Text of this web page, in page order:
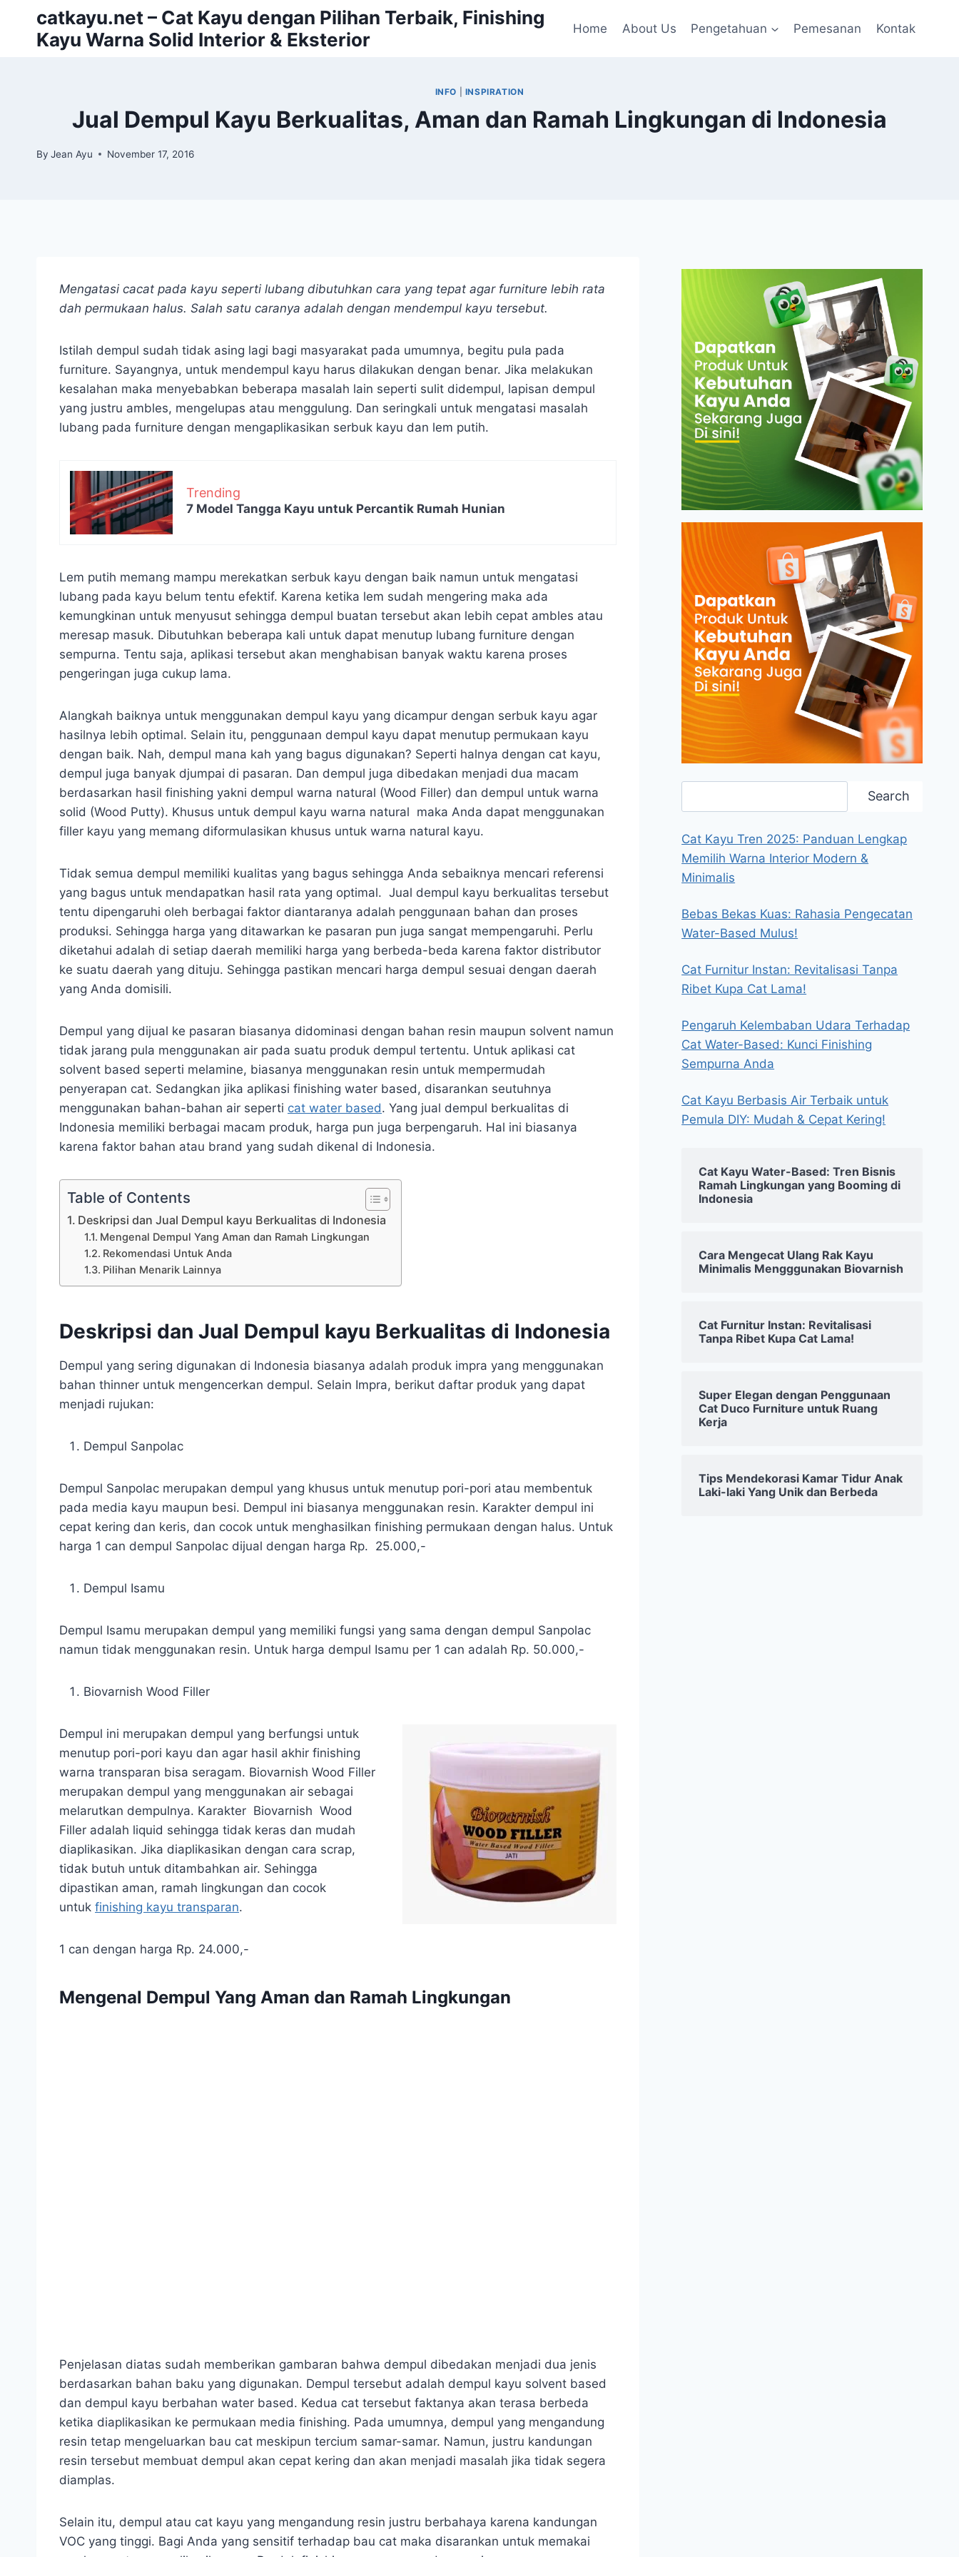
content
catkayu.net – Cat Kayu dengan Pilihan Terbaik, Finishing
Kayu Warna Solid Interior & Eksterior
Home About Us Pengetahuan Pemesanan Kontak
INFO INSPIRATION
Jual Dempul Kayu Berkualitas, Aman dan Ramah Lingkungan di Indonesia
By Jean Ayu November 17, 2016
Mengatasi cacat pada kayu seperti lubang dibutuhkan cara yang tepat agar furniture lebih rata
dah permukaan halus. Salah satu caranya adalah dengan mendempul kayu tersebut.
Istilah dempul sudah tidak asing lagi bagi masyarakat pada umumnya, begitu pula pada
furniture. Sayangnya, untuk mendempul kayu harus dilakukan dengan benar. Jika melakukan
kesalahan maka menyebabkan beberapa masalah lain seperti sulit didempul, lapisan dempul
yang justru ambles, mengelupas atau menggulung. Dan seringkali untuk mengatasi masalah
lubang pada furniture dengan mengaplikasikan serbuk kayu dan lem putih.
Trending
7 Model Tangga Kayu untuk Percantik Rumah Hunian
Lem putih memang mampu merekatkan serbuk kayu dengan baik namun untuk mengatasi
lubang pada kayu belum tentu efektif. Karena ketika lem sudah mengering maka ada
kemungkinan untuk menyusut sehingga dempul buatan tersebut akan lebih cepat ambles atau
meresap masuk. Dibutuhkan beberapa kali untuk dapat menutup lubang furniture dengan
sempurna. Tentu saja, aplikasi tersebut akan menghabisan banyak waktu karena proses
pengeringan juga cukup lama.
Alangkah baiknya untuk menggunakan dempul kayu yang dicampur dengan serbuk kayu agar
hasilnya lebih optimal. Selain itu, penggunaan dempul kayu dapat menutup permukaan kayu
dengan baik. Nah, dempul mana kah yang bagus digunakan? Seperti halnya dengan cat kayu,
dempul juga banyak djumpai di pasaran. Dan dempul juga dibedakan menjadi dua macam
berdasarkan hasil finishing yakni dempul warna natural (Wood Filler) dan dempul untuk warna
solid (Wood Putty). Khusus untuk dempul kayu warna natural maka Anda dapat menggunakan
filler kayu yang memang diformulasikan khusus untuk warna natural kayu.
Tidak semua dempul memiliki kualitas yang bagus sehingga Anda sebaiknya mencari referensi
yang bagus untuk mendapatkan hasil rata yang optimal. Jual dempul kayu berkualitas tersebut
tentu dipengaruhi oleh berbagai faktor diantaranya adalah penggunaan bahan dan proses
produksi. Sehingga harga yang ditawarkan ke pasaran pun juga sangat mempengaruhi. Perlu
diketahui adalah di setiap daerah memiliki harga yang berbeda-beda karena faktor distributor
ke suatu daerah yang dituju. Sehingga pastikan mencari harga dempul sesuai dengan daerah
yang Anda domisili.
Dempul yang dijual ke pasaran biasanya didominasi dengan bahan resin maupun solvent namun
tidak jarang pula menggunakan air pada suatu produk dempul tertentu. Untuk aplikasi cat
solvent based seperti melamine, biasanya menggunakan resin untuk mempermudah
penyerapan cat. Sedangkan jika aplikasi finishing water based, disarankan seutuhnya
menggunakan bahan-bahan air seperti cat water based. Yang jual dempul berkualitas di
Indonesia memiliki berbagai macam produk, harga pun juga berpengaruh. Hal ini biasanya
karena faktor bahan atau brand yang sudah dikenal di Indonesia.
Table of Contents
Deskripsi dan Jual Dempul kayu Berkualitas di Indonesia
Mengenal Dempul Yang Aman dan Ramah Lingkungan
Rekomendasi Untuk Anda
Pilihan Menarik Lainnya
Deskripsi dan Jual Dempul kayu Berkualitas di Indonesia
Dempul yang sering digunakan di Indonesia biasanya adalah produk impra yang menggunakan
bahan thinner untuk mengencerkan dempul. Selain Impra, berikut daftar produk yang dapat
menjadi rujukan:
Dempul Sanpolac
Dempul Sanpolac merupakan dempul yang khusus untuk menutup pori-pori atau membentuk
pada media kayu maupun besi. Dempul ini biasanya menggunakan resin. Karakter dempul ini
cepat kering dan keris, dan cocok untuk menghasilkan finishing permukaan dengan halus. Untuk
harga 1 can dempul Sanpolac dijual dengan harga Rp. 25.000,-
Dempul Isamu
Dempul Isamu merupakan dempul yang memiliki fungsi yang sama dengan dempul Sanpolac
namun tidak menggunakan resin. Untuk harga dempul Isamu per 1 can adalah Rp. 50.000,-
Biovarnish Wood Filler
Dempul ini merupakan dempul yang berfungsi untuk
menutup pori-pori kayu dan agar hasil akhir finishing
warna transparan bisa seragam. Biovarnish Wood Filler
merupakan dempul yang menggunakan air sebagai
melarutkan dempulnya. Karakter Biovarnish Wood
Filler adalah liquid sehingga tidak keras dan mudah
diaplikasikan. Jika diaplikasikan dengan cara scrap,
tidak butuh untuk ditambahkan air. Sehingga
dipastikan aman, ramah lingkungan dan cocok
untuk finishing kayu transparan.
1 can dengan harga Rp. 24.000,-
Mengenal Dempul Yang Aman dan Ramah Lingkungan
Penjelasan diatas sudah memberikan gambaran bahwa dempul dibedakan menjadi dua jenis
berdasarkan bahan baku yang digunakan. Dempul tersebut adalah dempul kayu solvent based
dan dempul kayu berbahan water based. Kedua cat tersebut faktanya akan terasa berbeda
ketika diaplikasikan ke permukaan media finishing. Pada umumnya, dempul yang mengandung
resin tetap mengeluarkan bau cat meskipun tercium samar-samar. Namun, justru kandungan
resin tersebut membuat dempul akan cepat kering dan akan menjadi masalah jika tidak segera
diamplas.
Selain itu, dempul atau cat kayu yang mengandung resin justru berbahaya karena kandungan
VOC yang tinggi. Bagi Anda yang sensitif terhadap bau cat maka disarankan untuk memakai
Search
Cat Kayu Tren 2025: Panduan Lengkap
Memilih Warna Interior Modern &
Minimalis
Bebas Bekas Kuas: Rahasia Pengecatan
Water-Based Mulus!
Cat Furnitur Instan: Revitalisasi Tanpa
Ribet Kupa Cat Lama!
Pengaruh Kelembaban Udara Terhadap
Cat Water-Based: Kunci Finishing
Sempurna Anda
Cat Kayu Berbasis Air Terbaik untuk
Pemula DIY: Mudah & Cepat Kering!
Cat Kayu Water-Based: Tren Bisnis
Ramah Lingkungan yang Booming di
Indonesia
Cara Mengecat Ulang Rak Kayu
Minimalis Mengggunakan Biovarnish
Cat Furnitur Instan: Revitalisasi
Tanpa Ribet Kupa Cat Lama!
Super Elegan dengan Penggunaan
Cat Duco Furniture untuk Ruang
Kerja
Tips Mendekorasi Kamar Tidur Anak
Laki-laki Yang Unik dan Berbeda